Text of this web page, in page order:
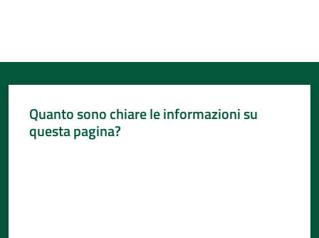
Quanto sono chiare le informazioni su
questa pagina?